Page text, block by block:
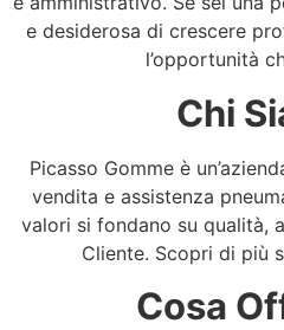
e desiderosa di crescere
l’opportunità
Chi
Picasso Gomme è
vendita e assistenza
valori si fondano su qualità,
Cliente. Scopri di più
Cosa